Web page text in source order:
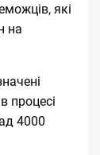
які
на
процесі
4000